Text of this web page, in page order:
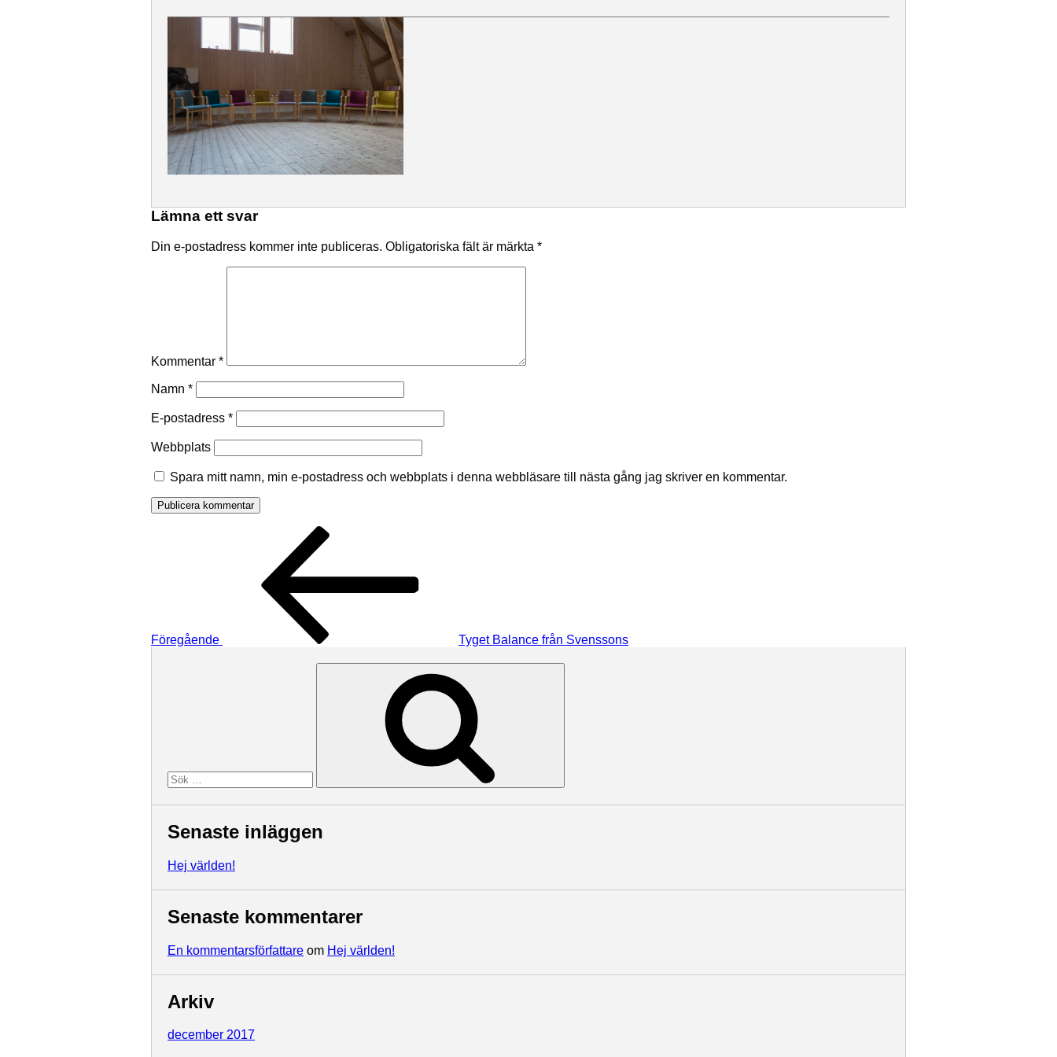
Lämna ett svar
Din e-postadress kommer inte publiceras. Obligatoriska fält är märkta *
Kommentar *
Namn *
E-postadress *
Webbplats
Spara mitt namn, min e-postadress och webbplats i denna webbläsare till nästa gång jag skriver en kommentar.
Inläggsnavigering
Föregående Tyget Balance från Svenssons
Senaste inläggen
Hej världen!
Senaste kommentarer
En kommentarsförfattare om Hej världen!
Arkiv
december 2017